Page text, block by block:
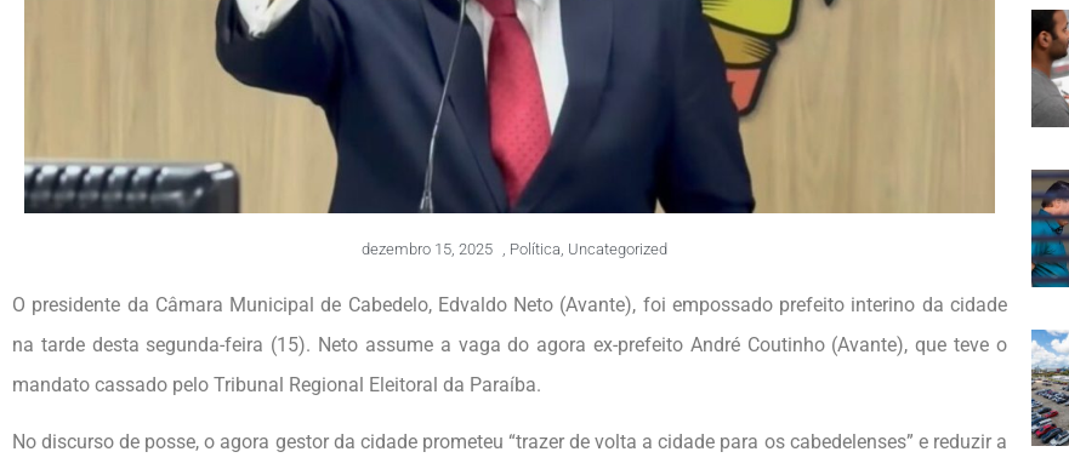
dezembro 15, 2025 Política Uncategorized
O presidente da Câmara Municipal de Cabedelo, Edvaldo Neto (Avante), foi empossado prefeito interino da cidade
na tarde desta segunda-feira (15). Neto assume a vaga do agora ex-prefeito André Coutinho (Avante), que teve o
mandato cassado pelo Tribunal Regional Eleitoral da Paraíba.
No discurso de posse, o agora gestor da cidade prometeu “trazer de volta a cidade para os cabedelenses” e reduzir a